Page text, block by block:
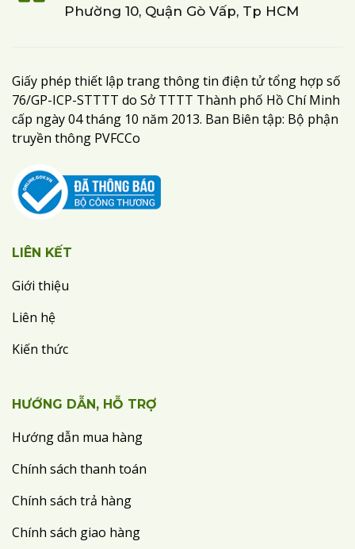
Phường 10, Quận Gò Vấp, Tp HCM
Giấy phép thiết lập trang thông tin điện tử tổng hợp số
76/GP-ICP-STTTT do Sở TTTT Thành phố Hồ Chí Minh
cấp ngày 04 tháng 10 năm 2013. Ban Biên tập: Bộ phận
truyền thông PVFCCo
LIÊN KẾT
Giới thiệu
Liên hệ
Kiến thức
HƯỚNG DẪN, HỖ TRỢ
Hướng dẫn mua hàng
Chính sách thanh toán
Chính sách trả hàng
Chính sách giao hàng